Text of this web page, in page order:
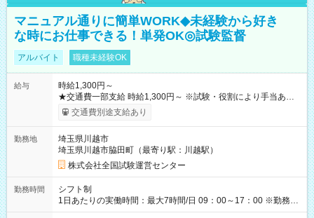
マニュアル通りに簡単WORK◆未経験から好き
な時にお仕事できる！単発OK◎試験監督
アルバイト 職種未経験OK
給与
時給1,300円～
★交通費一部支給 時給1,300円～ ※試験・役割により手当あり
※勤務回数により昇給あり 【即給（前払い）オプションあ
り！】 希望される場合、勤務から1週間ほどで給与の一部を受け
例】 ・河合塾模擬試験 8:30～17:30（休憩1時間） 時給1,300円
×8時間＝日収10,400円＋交通費 ※当日の役割により時給＋100
円の場合あり ・国家試験 7:00～13:30（休憩なし） 時給1,300
円（役割手当＋100円）×6時間＝日収8,400円＋交通費 【試用期
間】試用期間なし
交通費別途支給あり
勤務地
埼玉県川越市
埼玉県川越市脇田町（最寄り駅：川越駅）
株式会社全国試験運営センター
勤務時間
シフト制
1日あたりの実働時間：最大7時間/日 09：00～17：00 ※勤務時
間は 試験により異なります。